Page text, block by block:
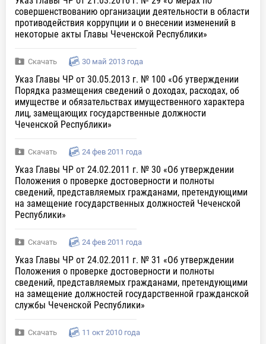
совершенствованию организации деятельности в области
противодействия коррупции и о внесении изменений в
некоторые акты Главы Чеченской Республики»
Скачать 30 май 2013 года
Указ Главы ЧР от 30.05.2013 г. № 100 «Об утверждении
Порядка размещения сведений о доходах, расходах, об
имуществе и обязательствах имущественного характера
лиц, замещающих государственные должности
Чеченской Республики»
Скачать 24 фев 2011 года
Указ Главы ЧР от 24.02.2011 г. № 30 «Об утверждении
Положения о проверке достоверности и полноты
сведений, представляемых гражданами, претендующими
на замещение государственных должностей Чеченской
Республики»
Скачать 24 фев 2011 года
Указ Главы ЧР от 24.02.2011 г. № 31 «Об утверждении
Положения о проверке достоверности и полноты
сведений, представляемых гражданами, претендующими
на замещение должностей государственной гражданской
службы Чеченской Республики»
Скачать 11 окт 2010 года